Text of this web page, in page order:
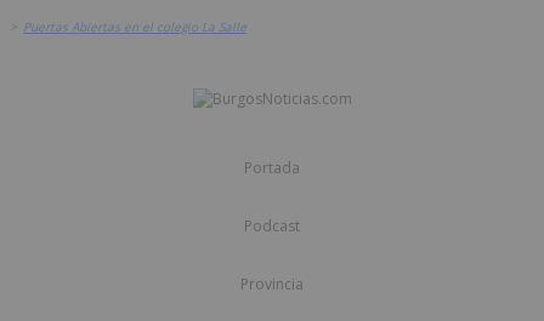
> Puertas Abiertas en el colegio La Salle
Portada
Podcast
Provincia